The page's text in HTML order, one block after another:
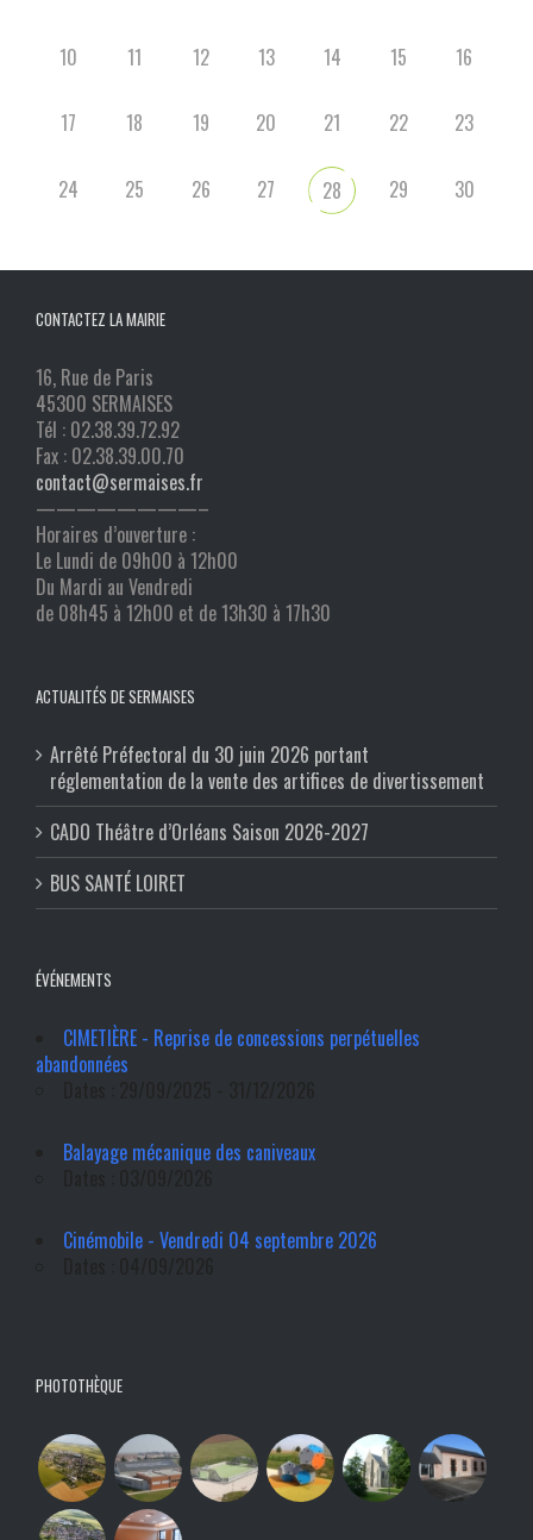
10 11 12 13 14 15 16
17 18 19 20 21 22 23
24 25 26 27 28 29 30
CONTACTEZ LA MAIRIE
16, Rue de Paris
45300 SERMAISES
Tél : 02.38.39.72.92
Fax : 02.38.39.00.70
contact@sermaises.fr
————————–
Horaires d’ouverture :
Le Lundi de 09h00 à 12h00
Du Mardi au Vendredi
de 08h45 à 12h00 et de 13h30 à 17h30
ACTUALITÉS DE SERMAISES
Arrêté Préfectoral du 30 juin 2026 portant
réglementation de la vente des artifices de divertissement
CADO Théâtre d’Orléans Saison 2026-2027
BUS SANTÉ LOIRET
ÉVÉNEMENTS
CIMETIÈRE - Reprise de concessions perpétuelles
abandonnées
Balayage mécanique des caniveaux
Cinémobile - Vendredi 04 septembre 2026
PHOTOTHÈQUE